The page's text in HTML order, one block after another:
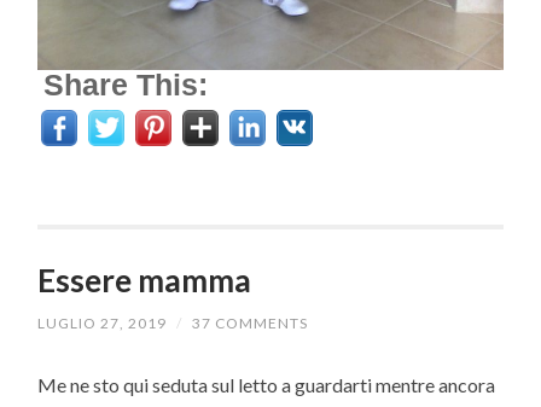
Share This:
Essere mamma
LUGLIO 27, 2019 / 37 COMMENTS
Me ne sto qui seduta sul letto a guardarti mentre ancora